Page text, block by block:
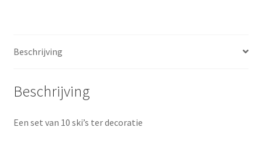
Beschrijving
Beschrijving
Een set van 10 ski’s ter decoratie